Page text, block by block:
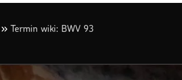
» Termin wiki: BWV 93